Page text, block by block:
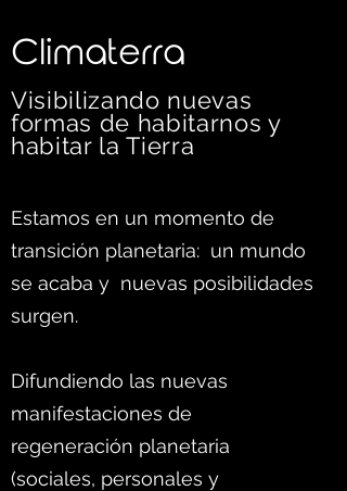
C limaterra
Visibilizando nuevas
formas de habitarnos y
habitar la Tierra
Estamos en un momento de
transición planetaria: un mundo
se acaba y nuevas posibilidades
surgen.
Difundiendo las nuevas
manifestaciones de
regeneración planetaria
(sociales, personales y